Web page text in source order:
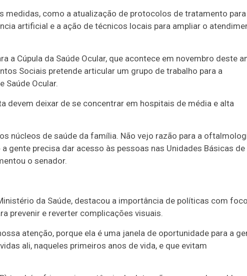
medidas, como a atualização de protocolos de tratamento para
artificial e a ação de técnicos locais para ampliar o
a Cúpula da Saúde Ocular, que acontece em novembro deste
Sociais pretende articular um grupo de trabalho para a
Saúde Ocular.
devem deixar de se concentrar em hospitais de média e alta
núcleos de saúde da família. Não vejo razão para a
gente precisa dar acesso às pessoas nas Unidades Básicas de
o senador.
da Saúde, destacou a importância de políticas com
prevenir e reverter complicações visuais.
atenção, porque ela é uma janela de oportunidade para a
ali, naqueles primeiros anos de vida, e que evitam